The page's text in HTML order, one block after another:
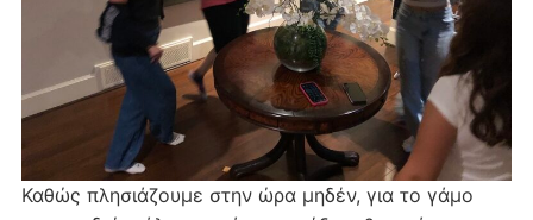
Καθώς πλησιάζουμε στην ώρα μηδέν, για το γάμο